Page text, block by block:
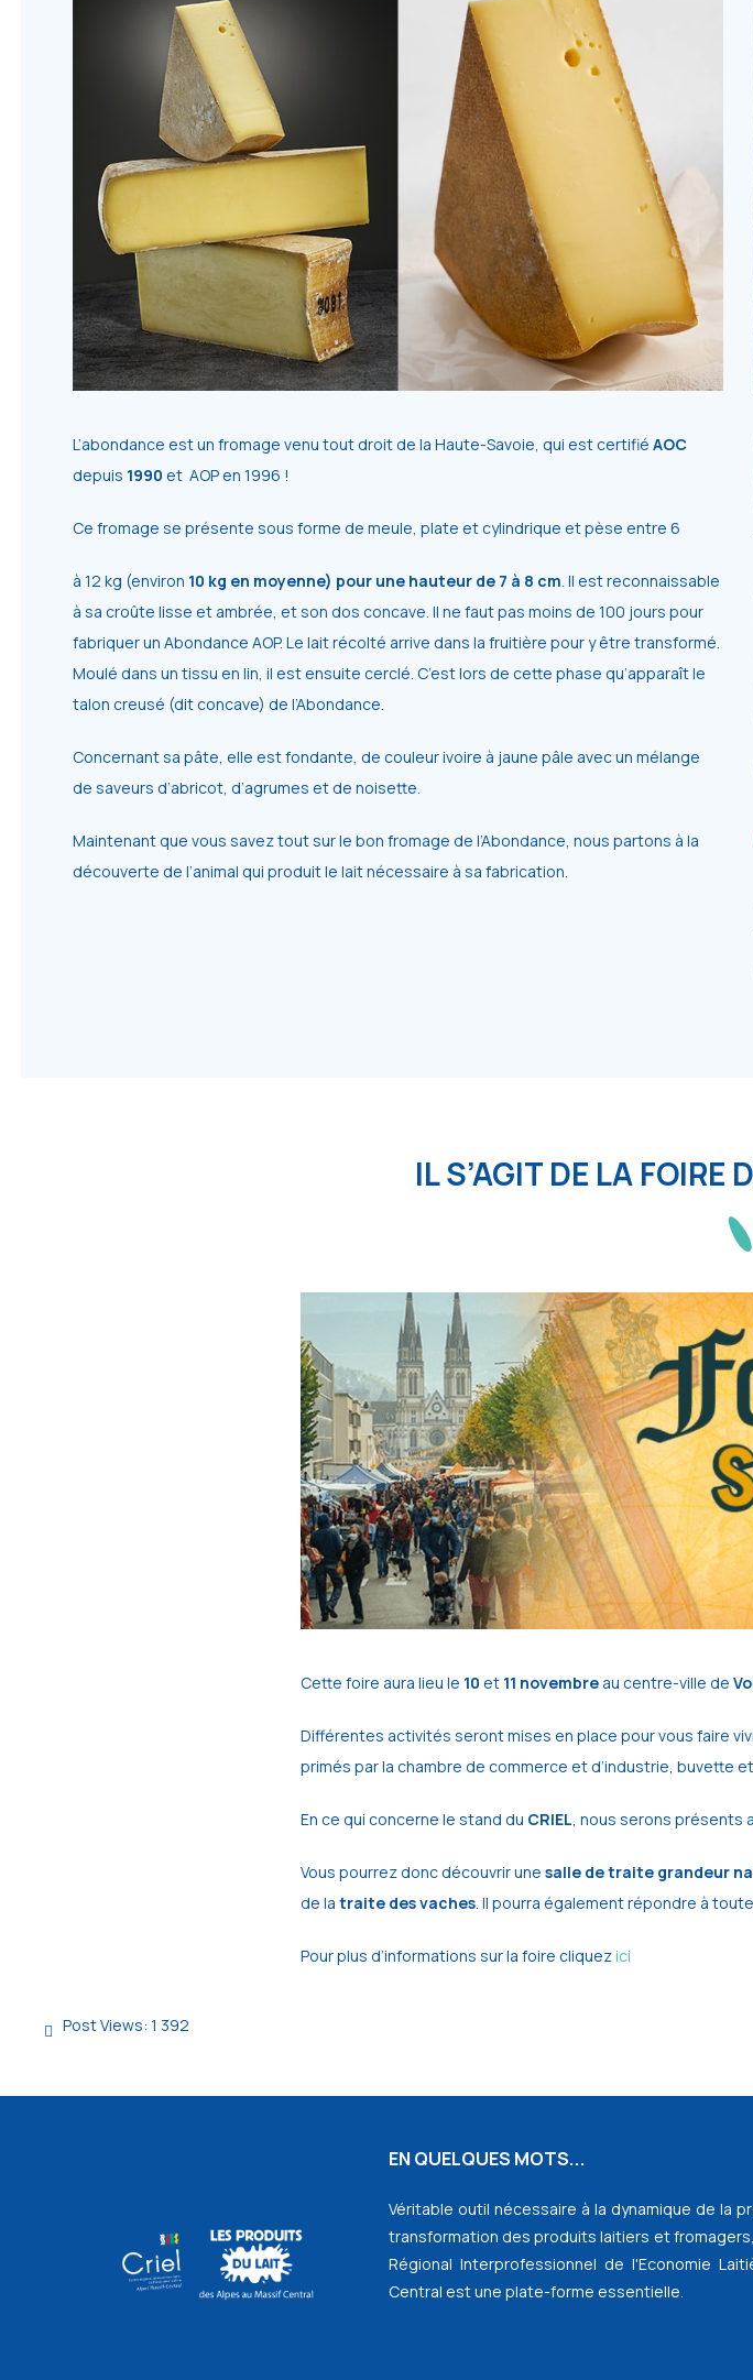
L’abondance est un fromage venu tout droit de la Haute-Savoie, qui est certifié AOC
depuis 1990 et AOP en 1996 !
Ce fromage se présente sous forme de meule,plate etcylindrique etpèse entre 6
à 12 kg (environ 10 kg en moyenne) pour une hauteur de 7 à 8 cm. Il est reconnaissable
à sacroûte lisse et ambrée, et son dos concave. Il ne faut pas moins de 100 jours pour
fabriquer un Abondance AOP. Le lait récolté arrive dans la fruitière pour y être transformé.
Moulé dans un tissu en lin, il est ensuite cerclé. C’est lors de cette phase qu’apparaît le
talon creusé (dit concave) de l’Abondance.
Concernant sa pâte, elle estfondante, de couleurivoire à jaune pâle avecun mélange
de saveurs d’abricot, d’agrumes et de noisette.
Maintenant que vous savez tout sur le bon fromage de l’Abondance, nous partons à la
découverte de l’animal qui produit le lait nécessaire à sa fabrication.
IL S’AGIT DE LA
Cette foire aura lieu le 10 et 11 novembre au centre-ville de
Différentes activités seront mises en place pour vous faire
primés par la chambre de commerce et d’industrie, buvette
En ce qui concerne le stand du CRIEL , nous serons présents
Vous pourrez donc découvrir unesalle de traite grandeur
de latraite des vaches . Il pourra également répondre à
Pour plus d’informations sur la foire cliquezici
Post Views: 1 392
EN QUELQUES MOTS...
Véritable outil nécessaire à la dynamique de la
transformation des produits laitiers et fromagers,
Régional Interprofessionnel de l'Economie
Central est une plate-forme essentielle.